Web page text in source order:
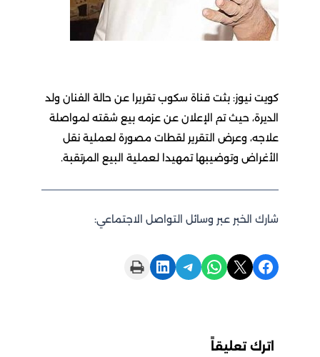
كويت نيوز: بثت قناة سكوب تقريرا عن حالة الفنان ولد
الديرة، حيث تم الإعلان عن عزمه بيع شقته لمواصلة
علاجه، وعرض التقرير لقطات مصورة لعملية نقل
الأغراض وتوضيبها تمهيدا لعملية البيع المرتقبة.
شارك الخبر عبر وسائل التواصل الاجتماعي:
Share on Facebook
Share on X
Share on WhatsApp
Share on Telegram
Share on LinkedIn
Print this Page
اترك تعليقاً